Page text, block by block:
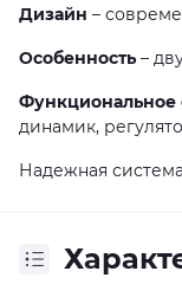
Дизайн –
Особенность –
Функциональное
динамик,
Надежная